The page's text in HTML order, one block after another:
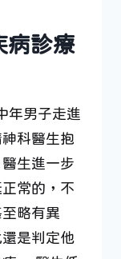
診療
年男子走進
科醫生抱
生進一步
常的，不
略有異
是判定他